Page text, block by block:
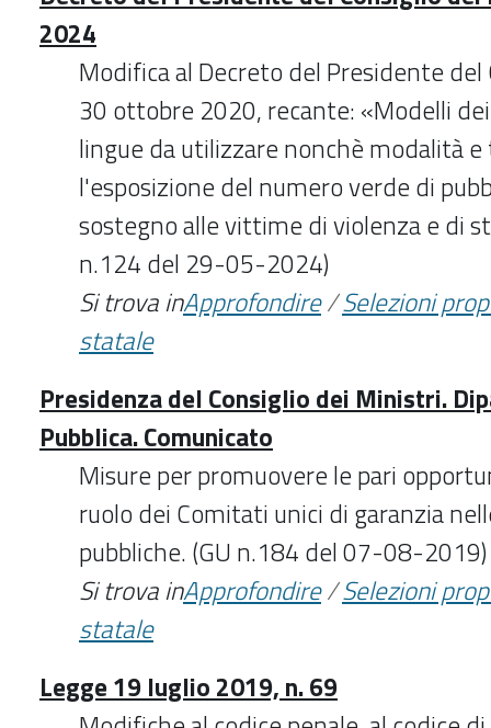
2024
Modifica al Decreto del Presidente
30 ottobre 2020, recante: «Modelli
lingue da utilizzare nonchè modalità
l'esposizione del numero verde di
sostegno alle vittime di violenza e di
n.124 del 29-05-2024)
Si trova inApprofondire/Selezioni
statale
Presidenza del Consiglio dei Ministri.
Pubblica. Comunicato
Misure per promuovere le pari
ruolo dei Comitati unici di garanzia
pubbliche. (GU n.184 del 07-08-2019)
Si trova inApprofondire/Selezioni
statale
Legge 19 luglio 2019, n. 69